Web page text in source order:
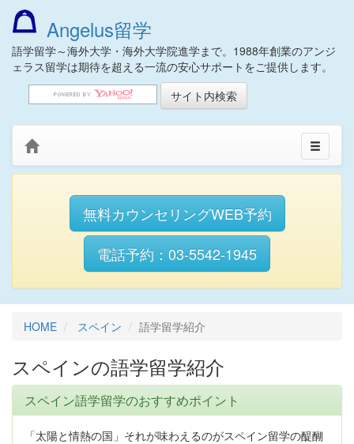
Angelus留学
語学留学～海外大学・海外大学院進学まで。1988年創業のアンジ
ェラス留学は期待を超える一流の安心サポートをご提供します。
無料カウンセリングWEB予約
電話予約：03-5542-1945
HOME スペイン 語学留学紹介
スペインの語学留学紹介
スペイン語学留学のおすすめポイント
「太陽と情熱の国」それが味わえるのがスペイン留学の醍醐